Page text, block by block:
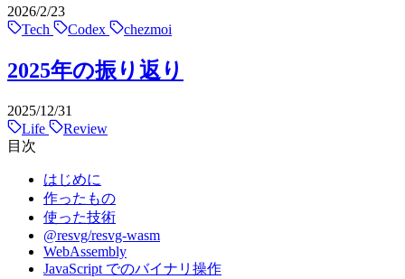
2026/2/23
Tech
Codex chezmoi
2025年の振り返り
2025/12/31
Life
Review
目次
はじめに
作ったもの
使った技術
@resvg/resvg-wasm
WebAssembly
JavaScript でのバイナリ操作